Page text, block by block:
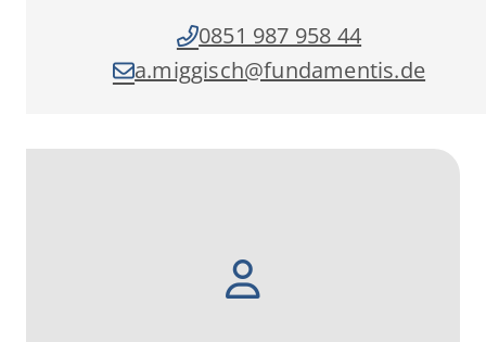
0851 987 958 44
a.miggisch­@fundamentis.de